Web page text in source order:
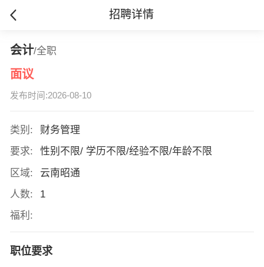
招聘详情
会计/全职
面议
发布时间:2026-08-10
类别:
财务管理
要求:
性别不限/ 学历不限/经验不限/年龄不限
区域:
云南昭通
人数:
1
福利:
职位要求